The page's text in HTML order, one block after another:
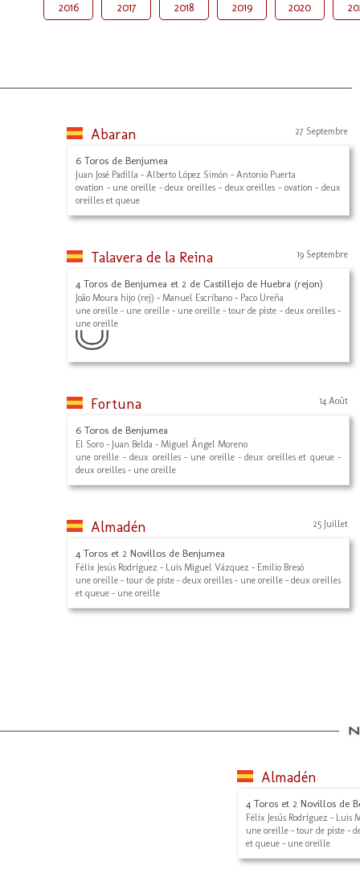
2016 2017 2018 2019 2020
Abaran 27 Septembre
6 Toros de Benjumea
Juan José Padilla - Alberto López Simón - Antonio Puerta
ovation - une oreille - deux oreilles - deux oreilles - ovation - deux
oreilles et queue
Talavera de la Reina 19 Septembre
4 Toros de Benjumea et 2 de Castillejo de Huebra (rejon)
João Moura hijo (rej) - Manuel Escribano - Paco Ureña
une oreille - une oreille - une oreille - tour de piste - deux oreilles -
une oreille
Fortuna 14 Août
6 Toros de Benjumea
El Soro - Juan Belda - Miguel Ángel Moreno
une oreille - deux oreilles - une oreille - deux oreilles et queue -
deux oreilles - une oreille
Almadén 25 Juillet
4 Toros et 2 Novillos de Benjumea
Félix Jesús Rodríguez - Luis Miguel Vázquez - Emilio Bresó
une oreille - tour de piste - deux oreilles - une oreille - deux oreilles
et queue - une oreille
Almadén
4 Toros et 2 Novillos de
Félix Jesús Rodríguez - Luis
une oreille - tour de piste -
et queue - une oreille